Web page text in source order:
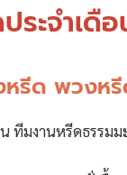
ระจำเ
รีด พวงหรี
มงานหรีดธรรม